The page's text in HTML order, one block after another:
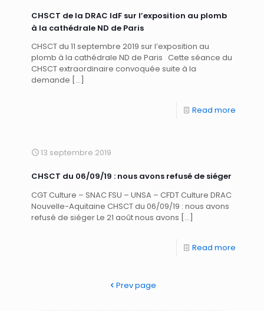
CHSCT de la DRAC IdF sur l’exposition au plomb
à la cathédrale ND de Paris
CHSCT du 11 septembre 2019 sur l’exposition au
plomb à la cathédrale ND de Paris Cette séance du
CHSCT extraordinaire convoquée suite à la
demande […]
Read more
13 septembre 2019
CHSCT du 06/09/19 : nous avons refusé de siéger
CGT Culture – SNAC FSU – UNSA – CFDT Culture DRAC
Nouvelle-Aquitaine CHSCT du 06/09/19 : nous avons
refusé de siéger Le 21 août nous avons […]
Read more
Prev page